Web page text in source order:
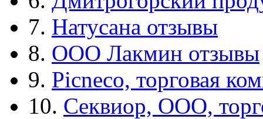
7. Натусана отзывы
8. ООО Лакмин отзывы
9. Picneco, торговая
10. Секвиор, ООО,